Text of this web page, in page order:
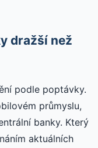
dražší než
podle poptávky.
průmyslu,
banky. Který
aktuálních